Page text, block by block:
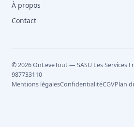
À propos
Contact
© 2026 OnLeveTout — SASU Les Services
987733110
Mentions légalesConfidentialitéCGVPlan